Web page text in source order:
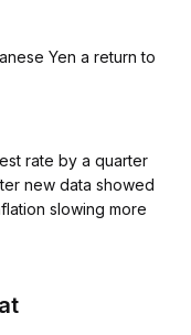
Yen a return to
rate by a quarter
new data showed
slowing more